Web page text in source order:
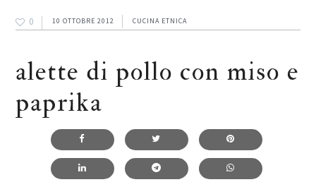
0 10 OTTOBRE 2012 CUCINA ETNICA
alette di pollo con miso e
paprika